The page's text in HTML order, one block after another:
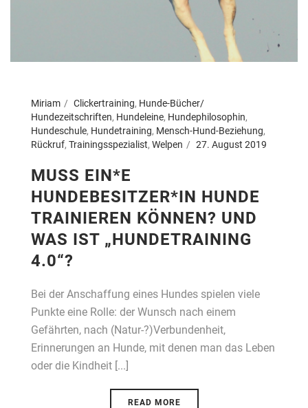
Miriam Clickertraining, Hunde-Bücher/
Hundezeitschriften, Hundeleine, Hundephilosophin,
Hundeschule, Hundetraining, Mensch-Hund-Beziehung,
Rückruf, Trainingsspezialist, Welpen 27. August 2019
MUSS EIN*E
HUNDEBESITZER*IN HUNDE
TRAINIEREN KÖNNEN? UND
WAS IST „HUNDETRAINING
4.0“?
Bei der Anschaffung eines Hundes spielen viele
Punkte eine Rolle: der Wunsch nach einem
Gefährten, nach (Natur-?)Verbundenheit,
Erinnerungen an Hunde, mit denen man das Leben
oder die Kindheit [...]
READ MORE